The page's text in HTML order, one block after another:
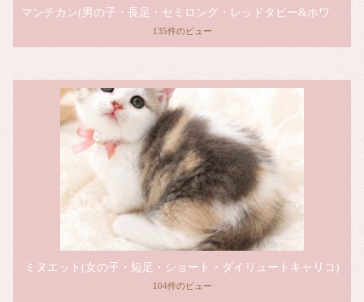
マンチカン(男の子・長足・セミロング・レッドタビー&ホワイト)
135件のビュー
ミヌエット(女の子・短足・ショート・ダイリュートキャリコ)
104件のビュー